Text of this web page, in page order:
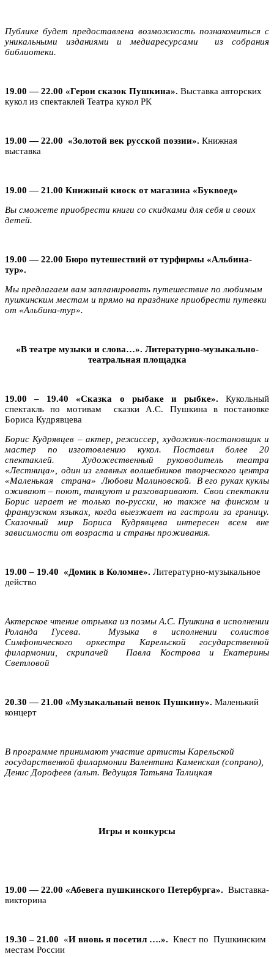
Публике будет предоставлена возможность познакомиться с
уникальными изданиями и медиаресурсами из собрания
библиотеки.
19.00 — 22.00 «Герои сказок Пушкина». Выставка авторских
кукол из спектаклей Театра кукол РК
19.00 — 22.00 «Золотой век русской поэзии». Книжная
выставка
19.00 — 21.00 Книжный киоск от магазина «Буквоед»
Вы сможете приобрести книги со скидками для себя и своих
детей.
19.00 — 22.00 Бюро путешествий от турфирмы «Альбина-
тур».
Мы предлагаем вам запланировать путешествие по любимым
пушкинским местам и прямо на празднике приобрести путевки
от «Альбина-тур».
«В театре музыки и слова…». Литературно-музыкально-
театральная площадка
19.00 – 19.40 «Сказка о рыбаке и рыбке». Кукольный
спектакль по мотивам сказки А.С. Пушкина в постановке
Бориса Кудрявцева
Борис Кудрявцев – актер, режиссер, художник-постановщик и
мастер по изготовлению кукол. Поставил более 20
спектаклей. Художественный руководитель театра
«Лестница», один из главных волшебников творческого центра
«Маленькая страна» Любови Малиновской. В его руках куклы
оживают – поют, танцуют и разговаривают. Свои спектакли
Борис играет не только по-русски, но также на финском и
французском языках, когда выезжает на гастроли за границу.
Сказочный мир Бориса Кудрявцева интересен всем вне
зависимости от возраста и страны проживания.
19.00 – 19.40 «Домик в Коломне». Литературно-музыкальное
действо
Актерское чтение отрывка из поэмы А.С. Пушкина в исполнении
Роланда Гусева. Музыка в исполнении солистов
Симфонического оркестра Карельской государственной
филармонии, скрипачей Павла Кострова и Екатерины
Светловой
20.30 — 21.00 «Музыкальный венок Пушкину». Маленький
концерт
В программе принимают участие артисты Карельской
государственной филармонии Валентина Каменская (сопрано),
Денис Дорофеев (альт. Ведущая Татьяна Талицкая
Игры и конкурсы
19.00 — 22.00 «Абевега пушкинского Петербурга». Выставка-
викторина
19.30 – 21.00 «И вновь я посетил ….». Квест по Пушкинским
местам России